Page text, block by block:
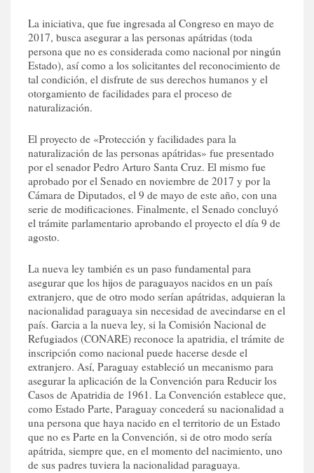
La iniciativa, que fue ingresada al Congreso en mayo de
2017, busca asegurar a las personas apátridas (toda
persona que no es considerada como nacional por ningún
Estado), así como a los solicitantes del reconocimiento de
tal condición, el disfrute de sus derechos humanos y el
otorgamiento de facilidades para el proceso de
naturalización.
El proyecto de «Protección y facilidades para la
naturalización de las personas apátridas» fue presentado
por el senador Pedro Arturo Santa Cruz. El mismo fue
aprobado por el Senado en noviembre de 2017 y por la
Cámara de Diputados, el 9 de mayo de este año, con una
serie de modificaciones. Finalmente, el Senado concluyó
el trámite parlamentario aprobando el proyecto el día 9 de
agosto.
La nueva ley también es un paso fundamental para
asegurar que los hijos de paraguayos nacidos en un país
extranjero, que de otro modo serían apátridas, adquieran la
nacionalidad paraguaya sin necesidad de avecindarse en el
país. Garcia a la nueva ley, si la Comisión Nacional de
Refugiados (CONARE) reconoce la apatridia, el trámite de
inscripción como nacional puede hacerse desde el
extranjero. Así, Paraguay estableció un mecanismo para
asegurar la aplicación de la Convención para Reducir los
Casos de Apatridia de 1961. La Convención establece que,
como Estado Parte, Paraguay concederá su nacionalidad a
una persona que haya nacido en el territorio de un Estado
que no es Parte en la Convención, si de otro modo sería
apátrida, siempre que, en el momento del nacimiento, uno
de sus padres tuviera la nacionalidad paraguaya.